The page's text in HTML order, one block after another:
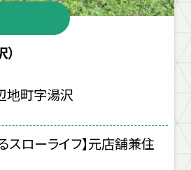
地町字湯沢
スローライフ】元店舗兼住